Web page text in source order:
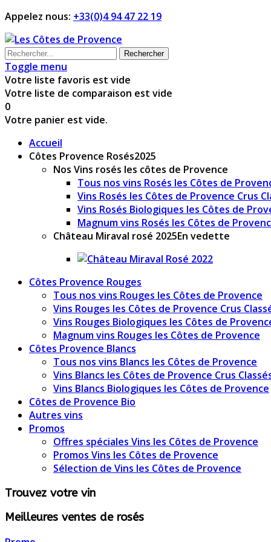
Appelez nous: +33(0)4 94 47 22 19
Rechercher
Toggle menu
Votre liste favoris est vide
Votre liste de comparaison est vide
0
Votre panier est vide.
Accueil
Côtes Provence Rosés2025
Nos Vins rosés les côtes de Provence
Tous nos vins Rosés les Côtes de
Vins Rosés les Côtes de Provence Crus
Vins Rosés Biologiques les Côtes de
Magnum vins Rosés les Côtes de
Château Miraval rosé 2025En vedette
Côtes Provence Rouges
Tous nos vins Rouges les Côtes de Provence
Vins Rouges les Côtes de Provence Crus
Vins Rouges Biologiques les Côtes de
Magnum vins Rouges les Côtes de Provence
Côtes Provence Blancs
Tous nos vins Blancs les Côtes de Provence
Vins Blancs les Côtes de Provence Crus
Vins Blancs Biologiques les Côtes de Provence
Côtes de Provence Bio
Autres vins
Promos
Offres spéciales Vins les Côtes de Provence
Promos Vins les Côtes de Provence
Sélection de Vins les Côtes de Provence
Trouvez votre vin
Meilleures ventes de rosés